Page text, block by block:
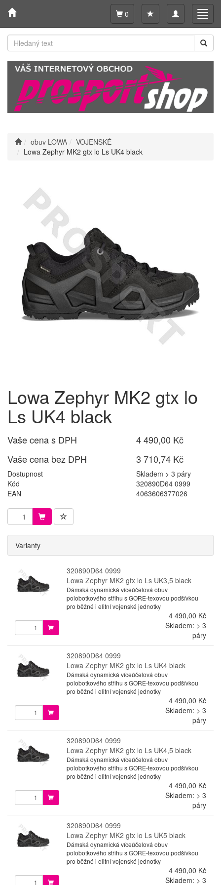
Toggle
navigation
0
obuv LOWA
VOJENSKÉ
Lowa Zephyr MK2 gtx lo Ls UK4 black
Lowa Zephyr MK2 gtx lo
Ls UK4 black
Vaše cena s DPH
4 490,00 Kč
Vaše cena bez DPH
3 710,74 Kč
Dostupnost
Skladem > 3 páry
Kód
320890D64 0999
EAN
4063606377026
Varianty
320890D64 0999
Lowa Zephyr MK2 gtx lo Ls UK3,5 black
Dámská dynamická víceúčelová obuv
polobotkového střihu s GORE-texovou podšívkou
pro běžné i elitní vojenské jednotky
4 490,00 Kč
Skladem: > 3
páry
320890D64 0999
Lowa Zephyr MK2 gtx lo Ls UK4 black
Dámská dynamická víceúčelová obuv
polobotkového střihu s GORE-texovou podšívkou
pro běžné i elitní vojenské jednotky
4 490,00 Kč
Skladem: > 3
páry
320890D64 0999
Lowa Zephyr MK2 gtx lo Ls UK4,5 black
Dámská dynamická víceúčelová obuv
polobotkového střihu s GORE-texovou podšívkou
pro běžné i elitní vojenské jednotky
4 490,00 Kč
Skladem: > 3
páry
320890D64 0999
Lowa Zephyr MK2 gtx lo Ls UK5 black
Dámská dynamická víceúčelová obuv
polobotkového střihu s GORE-texovou podšívkou
pro běžné i elitní vojenské jednotky
4 490,00 Kč
Skladem: > 3